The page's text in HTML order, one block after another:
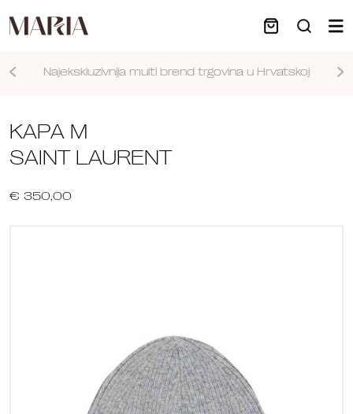
Najekskluzivnija multi brend trgovina u Hrvatskoj
KAPA M
SAINT LAURENT
€ 350,00